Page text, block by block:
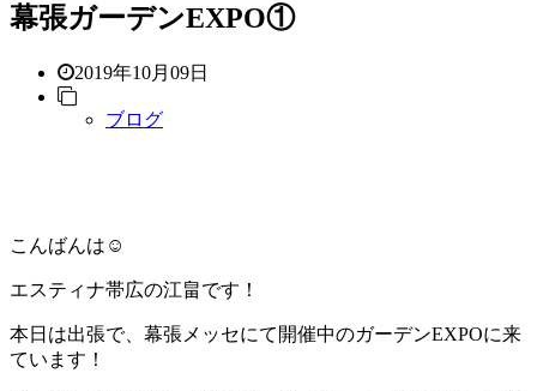
幕張ガーデンEXPO①
2019年10月09日
ブログ
こんばんは☺️
エスティナ帯広の江畠です！
本日は出張で、幕張メッセにて開催中のガーデンEXPOに来
ています！